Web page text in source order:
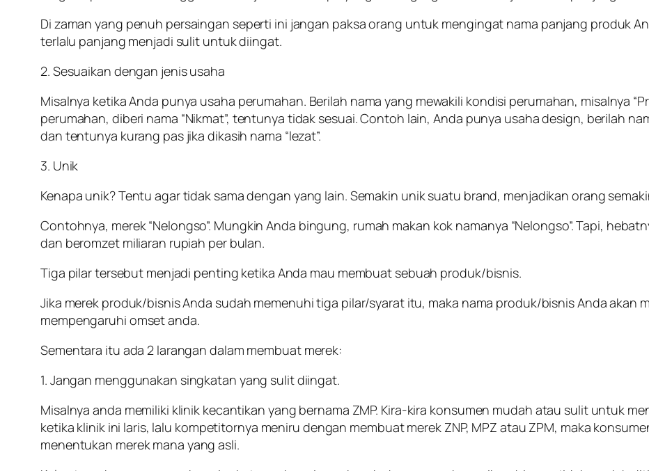
Di zaman yang penuh persaingan seperti ini jangan paksa orang untuk mengingat nama panjang produk
terlalu panjang menjadi sulit untuk diingat.
2. Sesuaikan dengan jenis usaha
Misalnya ketika Anda punya usaha perumahan. Berilah nama yang mewakili kondisi perumahan, misalnya
perumahan, diberi nama “Nikmat”, tentunya tidak sesuai. Contoh lain, Anda punya usaha design, berilah
dan tentunya kurang pas jika dikasih nama “lezat”.
3. Unik
Kenapa unik? Tentu agar tidak sama dengan yang lain. Semakin unik suatu brand, menjadikan orang
Contohnya, merek “Nelongso”. Mungkin Anda bingung, rumah makan kok namanya “Nelongso”. Tapi,
dan beromzet miliaran rupiah per bulan.
Tiga pilar tersebut menjadi penting ketika Anda mau membuat sebuah produk/bisnis.
Jika merek produk/bisnis Anda sudah memenuhi tiga pilar/syarat itu, maka nama produk/bisnis Anda akan
mempengaruhi omset anda.
Sementara itu ada 2 larangan dalam membuat merek:
1. Jangan menggunakan singkatan yang sulit diingat.
Misalnya anda memiliki klinik kecantikan yang bernama ZMP. Kira-kira konsumen mudah atau sulit untuk
ketika klinik ini laris, lalu kompetitornya meniru dengan membuat merek ZNP, MPZ atau ZPM, maka
menentukan merek mana yang asli.